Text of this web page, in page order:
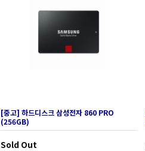
[중고] 하드디스크 삼성전자 860 PRO
(256GB)
Sold Out